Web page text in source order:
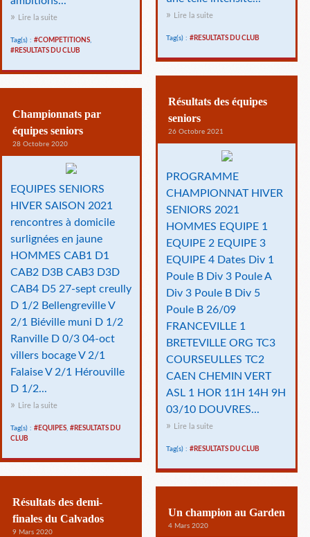
Lire la suite
Tag(s) : #RESULTATS DU CLUB
Lire la suite
Tag(s) : #COMPETITIONS,
#RESULTATS DU CLUB
Résultats des équipes
seniors
26 Octobre 2021
PROGRAMME
CHAMPIONNAT HIVER
SENIORS 2021
HOMMES EQUIPE 1
EQUIPE 2 EQUIPE 3
EQUIPE 4 Dates Div 1
Poule B Div 3 Poule A
Div 3 Poule B Div 5
Poule B 26/09
FRANCEVILLE 1
BRETEVILLE ORG TC3
COURSEULLES TC2
CAEN CHEMIN VERT
ASL 1 HOR 11H 14H 9H
03/10 DOUVRES...
Lire la suite
Tag(s) : #RESULTATS DU CLUB
Championnats par
équipes seniors
28 Octobre 2020
EQUIPES SENIORS
HIVER SAISON 2021
rencontres à domicile
surlignées en jaune
HOMMES CAB1 D1
CAB2 D3B CAB3 D3D
CAB4 D5 27-sept creully
D 1/2 Bellengreville V
2/1 Biéville muni D 1/2
Ranville D 0/3 04-oct
villers bocage V 2/1
Falaise V 2/1 Hérouville
D 1/2...
Lire la suite
Tag(s) : #EQUIPES, #RESULTATS DU
CLUB
Résultats des demi-
finales du Calvados
9 Mars 2020
Un champion au Garden
4 Mars 2020